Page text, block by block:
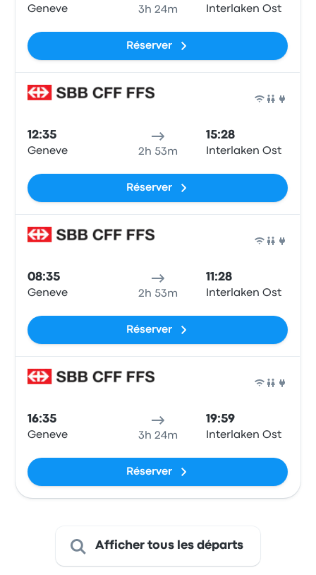
Geneve 3h 24m Interlaken Ost
Réserver
12:35
Geneve 2h 53m
15:28
Interlaken Ost
Réserver
08:35
Geneve 2h 53m
11:28
Interlaken Ost
Réserver
16:35
Geneve 3h 24m
19:59
Interlaken Ost
Réserver
Afficher tous les départs